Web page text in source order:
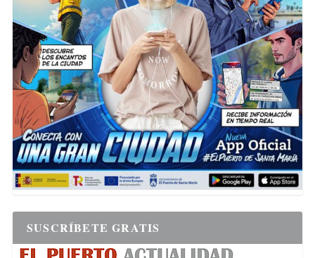
SUSCRÍBETE GRATIS